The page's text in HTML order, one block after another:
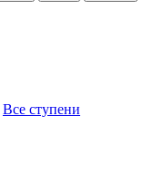
Все ступени